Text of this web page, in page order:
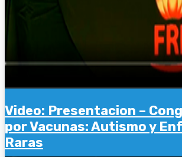
Video: Presentacion –
por Vacunas: Autismo y
Raras